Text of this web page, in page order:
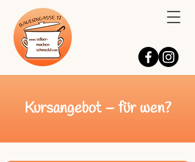
Kursangebot – für wen?